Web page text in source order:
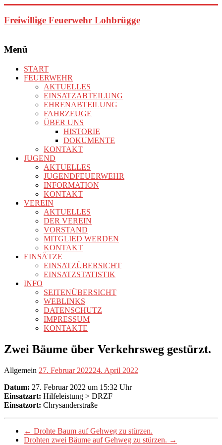
Inhalt
springen
Freiwillige Feuerwehr Lohbrügge
Menü
START
FEUERWEHR
AKTUELLES
EINSATZABTEILUNG
EHRENABTEILUNG
FAHRZEUGE
ÜBER UNS
HISTORIE
DOKUMENTE
KONTAKT
JUGEND
AKTUELLES
JUGENDFEUERWEHR
INFORMATION
KONTAKT
VEREIN
AKTUELLES
DER VEREIN
VORSTAND
MITGLIED WERDEN
KONTAKT
EINSÄTZE
EINSATZÜBERSICHT
EINSATZSTATISTIK
INFO
SEITENÜBERSICHT
WEBLINKS
DATENSCHUTZ
IMPRESSUM
KONTAKTE
Zwei Bäume über Verkehrsweg gestürzt.
Allgemein 27. Februar 202224. April 2022
Datum: 27. Februar 2022 um 15:32 Uhr
Einsatzart: Hilfeleistung > DRZF
Einsatzort: Chrysanderstraße
← Drohte Baum auf Gehweg zu stürzen.
Drohten zwei Bäume auf Gehweg zu stürzen. →